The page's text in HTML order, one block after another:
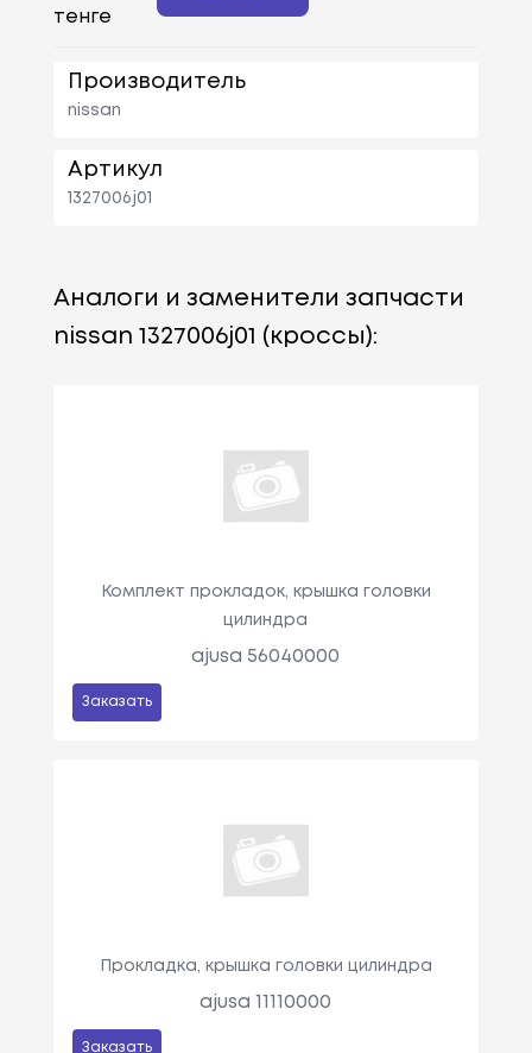
тенге
Производитель
nissan
Артикул
1327006j01
Аналоги и заменители запчасти
nissan 1327006j01 (кроссы):
Комплект прокладок, крышка головки
цилиндра
ajusa 56040000
Заказать
Прокладка, крышка головки цилиндра
ajusa 11110000
Заказать